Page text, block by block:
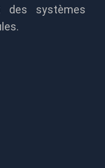
systèmes